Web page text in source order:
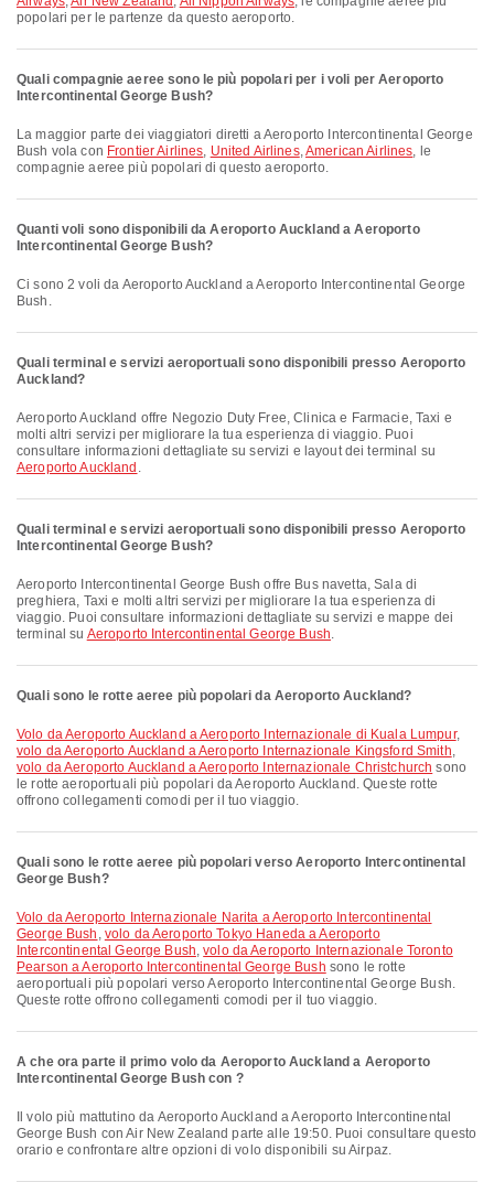
popolari per le partenze da questo aeroporto.
Quali compagnie aeree sono le più popolari per i voli per Aeroporto
Intercontinental George Bush?
La maggior parte dei viaggiatori diretti a Aeroporto Intercontinental George
Bush vola con Frontier Airlines, United Airlines,American Airlines, le
compagnie aeree più popolari di questo aeroporto.
Quanti voli sono disponibili da Aeroporto Auckland a Aeroporto
Intercontinental George Bush?
Ci sono 2 voli da Aeroporto Auckland a Aeroporto Intercontinental George
Bush.
Quali terminal e servizi aeroportuali sono disponibili presso Aeroporto
Auckland?
Aeroporto Auckland offre Negozio Duty Free, Clinica e Farmacie, Taxi e
molti altri servizi per migliorare la tua esperienza di viaggio. Puoi
consultare informazioni dettagliate su servizi e layout dei terminal su
Aeroporto Auckland .
Quali terminal e servizi aeroportuali sono disponibili presso Aeroporto
Intercontinental George Bush?
Aeroporto Intercontinental George Bush offre Bus navetta, Sala di
preghiera, Taxi e molti altri servizi per migliorare la tua esperienza di
viaggio. Puoi consultare informazioni dettagliate su servizi e mappe dei
terminal su Aeroporto Intercontinental George Bush.
Quali sono le rotte aeree più popolari da Aeroporto Auckland?
volo da Aeroporto Auckland a Aeroporto Internazionale di Kuala Lumpur,
volo da Aeroporto Auckland a Aeroporto Internazionale Kingsford Smith,
volo da Aeroporto Auckland a Aeroporto Internazionale Christchurch sono
le rotte aeroportuali più popolari da Aeroporto Auckland. Queste rotte
offrono collegamenti comodi per il tuo viaggio.
Quali sono le rotte aeree più popolari verso Aeroporto Intercontinental
George Bush?
volo da Aeroporto Internazionale Narita a Aeroporto Intercontinental
George Bush , volo da Aeroporto Tokyo Haneda a Aeroporto
Intercontinental George Bush,volo da Aeroporto Internazionale Toronto
Pearson a Aeroporto Intercontinental George Bush sono le rotte
aeroportuali più popolari verso Aeroporto Intercontinental George Bush.
Queste rotte offrono collegamenti comodi per il tuo viaggio.
A che ora parte il primo volo da Aeroporto Auckland a Aeroporto
Intercontinental George Bush con ?
George Bush con Air New Zealand parte alle 19:50. Puoi consultare questo
orario e confrontare altre opzioni di volo disponibili su Airpaz.